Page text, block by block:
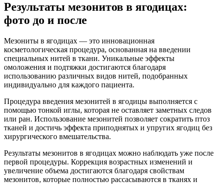
Результаты мезонитов в ягодицах:
фото до и после
Мезониты в ягодицах — это инновационная
косметологическая процедура, основанная на введении
специальных нитей в ткани. Уникальные эффекты
омоложения и подтяжки достигаются благодаря
использованию различных видов нитей, подобранных
индивидуально для каждого пациента.
Процедура введения мезонитей в ягодицы выполняется с
помощью тонкой иглы, которая не оставляет заметных следов
или ран. Использование мезонитей позволяет сократить птоз
тканей и достичь эффекта приподнятых и упругих ягодиц без
хирургического вмешательства.
Результаты мезонитов в ягодицах можно наблюдать уже после
первой процедуры. Коррекция возрастных изменений и
увеличение объема достигаются благодаря свойствам
мезонитов, которые полностью рассасываются в тканях и